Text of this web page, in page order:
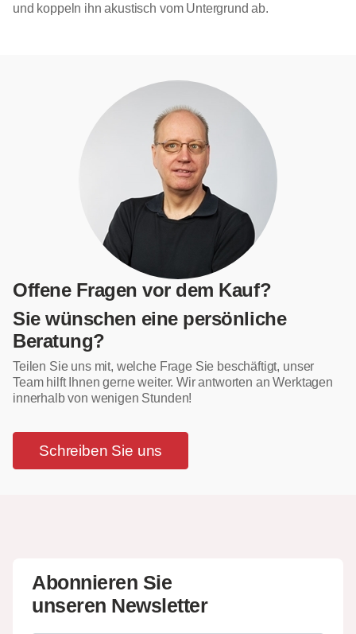
und koppeln ihn akustisch vom Untergrund ab.
Offene Fragen vor dem Kauf?
Sie wünschen eine persönliche
Beratung?
Teilen Sie uns mit, welche Frage Sie beschäftigt, unser
Team hilft Ihnen gerne weiter. Wir antworten an Werktagen
innerhalb von wenigen Stunden!
Schreiben Sie uns
Abonnieren Sie
unseren Newsletter